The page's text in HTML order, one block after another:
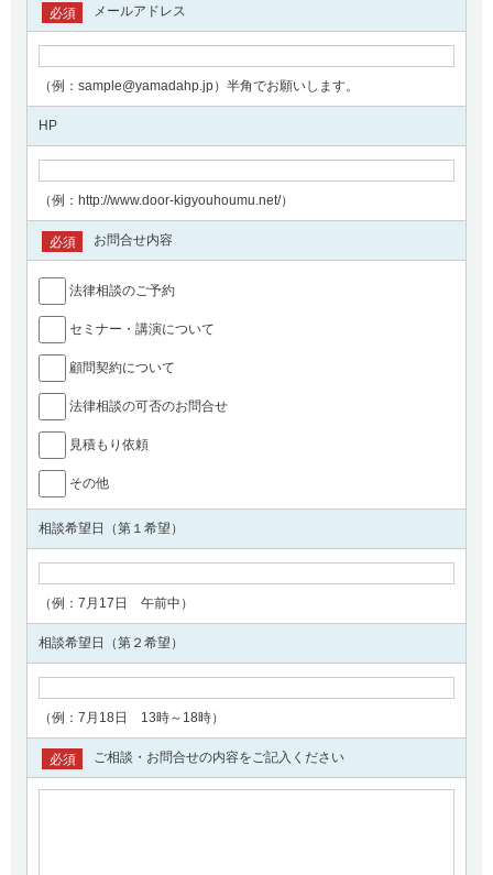
メールアドレス
必須
（例：sample@yamadahp.jp）半角でお願いします。
HP
（例：http://www.door-kigyouhoumu.net/）
お問合せ内容
必須
法律相談のご予約
セミナー・講演について
顧問契約について
法律相談の可否のお問合せ
見積もり依頼
その他
相談希望日（第１希望）
（例：7月17日 午前中）
相談希望日（第２希望）
（例：7月18日 13時～18時）
ご相談・お問合せの内容をご記入ください
必須